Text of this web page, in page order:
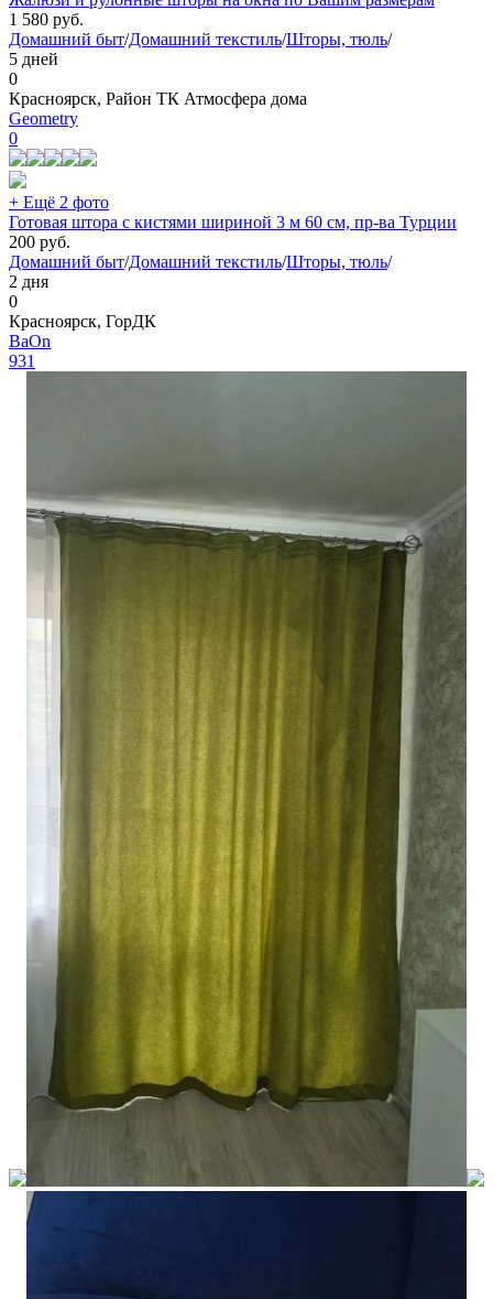
1 580 руб.
Домашний быт/Домашний текстиль/Шторы, тюль/
5 дней
0
Красноярск, Район ТК Атмосфера дома
Geometry
0
+ Ещё 2 фото
Готовая штора с кистями шириной 3 м 60 см, пр-ва Турции
200 руб.
Домашний быт/Домашний текстиль/Шторы, тюль/
2 дня
0
Красноярск, ГорДК
BaOn
931